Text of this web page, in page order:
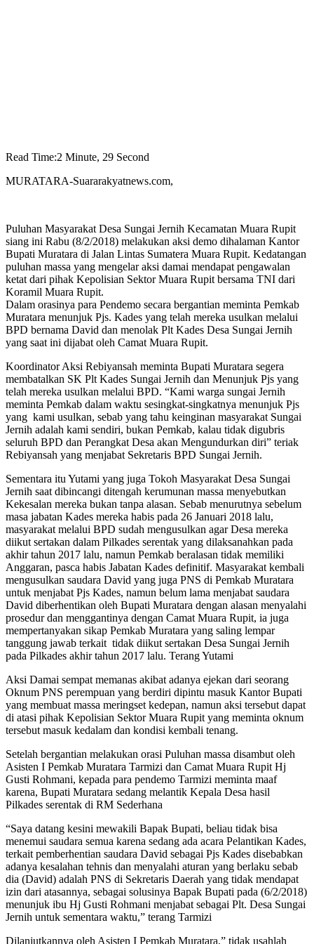
Read Time:2 Minute, 29 Second
MURATARA-Suararakyatnews.com,
Puluhan Masyarakat Desa Sungai Jernih Kecamatan Muara Rupit
siang ini Rabu (8/2/2018) melakukan aksi demo dihalaman Kantor
Bupati Muratara di Jalan Lintas Sumatera Muara Rupit. Kedatangan
puluhan massa yang mengelar aksi damai mendapat pengawalan
ketat dari pihak Kepolisian Sektor Muara Rupit bersama TNI dari
Koramil Muara Rupit.
Dalam orasinya para Pendemo secara bergantian meminta Pemkab
Muratara menunjuk Pjs. Kades yang telah mereka usulkan melalui
BPD bernama David dan menolak Plt Kades Desa Sungai Jernih
yang saat ini dijabat oleh Camat Muara Rupit.
Koordinator Aksi Rebiyansah meminta Bupati Muratara segera
membatalkan SK Plt Kades Sungai Jernih dan Menunjuk Pjs yang
telah mereka usulkan melalui BPD. “Kami warga sungai Jernih
meminta Pemkab dalam waktu sesingkat-singkatnya menunjuk Pjs
yang kami usulkan, sebab yang tahu keinginan masyarakat Sungai
Jernih adalah kami sendiri, bukan Pemkab, kalau tidak digubris
seluruh BPD dan Perangkat Desa akan Mengundurkan diri” teriak
Rebiyansah yang menjabat Sekretaris BPD Sungai Jernih.
Sementara itu Yutami yang juga Tokoh Masyarakat Desa Sungai
Jernih saat dibincangi ditengah kerumunan massa menyebutkan
Kekesalan mereka bukan tanpa alasan. Sebab menurutnya sebelum
masa jabatan Kades mereka habis pada 26 Januari 2018 lalu,
masyarakat melalui BPD sudah mengusulkan agar Desa mereka
diikut sertakan dalam Pilkades serentak yang dilaksanahkan pada
akhir tahun 2017 lalu, namun Pemkab beralasan tidak memiliki
Anggaran, pasca habis Jabatan Kades definitif. Masyarakat kembali
mengusulkan saudara David yang juga PNS di Pemkab Muratara
untuk menjabat Pjs Kades, namun belum lama menjabat saudara
David diberhentikan oleh Bupati Muratara dengan alasan menyalahi
prosedur dan menggantinya dengan Camat Muara Rupit, ia juga
mempertanyakan sikap Pemkab Muratara yang saling lempar
tanggung jawab terkait tidak diikut sertakan Desa Sungai Jernih
pada Pilkades akhir tahun 2017 lalu. Terang Yutami
Aksi Damai sempat memanas akibat adanya ejekan dari seorang
Oknum PNS perempuan yang berdiri dipintu masuk Kantor Bupati
yang membuat massa meringset kedepan, namun aksi tersebut dapat
di atasi pihak Kepolisian Sektor Muara Rupit yang meminta oknum
tersebut masuk kedalam dan kondisi kembali tenang.
Setelah bergantian melakukan orasi Puluhan massa disambut oleh
Asisten I Pemkab Muratara Tarmizi dan Camat Muara Rupit Hj
Gusti Rohmani, kepada para pendemo Tarmizi meminta maaf
karena, Bupati Muratara sedang melantik Kepala Desa hasil
Pilkades serentak di RM Sederhana
“Saya datang kesini mewakili Bapak Bupati, beliau tidak bisa
menemui saudara semua karena sedang ada acara Pelantikan Kades,
terkait pemberhentian saudara David sebagai Pjs Kades disebabkan
adanya kesalahan tehnis dan menyalahi aturan yang berlaku sebab
dia (David) adalah PNS di Sekretaris Daerah yang tidak mendapat
izin dari atasannya, sebagai solusinya Bapak Bupati pada (6/2/2018)
menunjuk ibu Hj Gusti Rohmani menjabat sebagai Plt. Desa Sungai
Jernih untuk sementara waktu,” terang Tarmizi
Dilanjutkannya oleh Asisten I Pemkab Muratara,” tidak usahlah